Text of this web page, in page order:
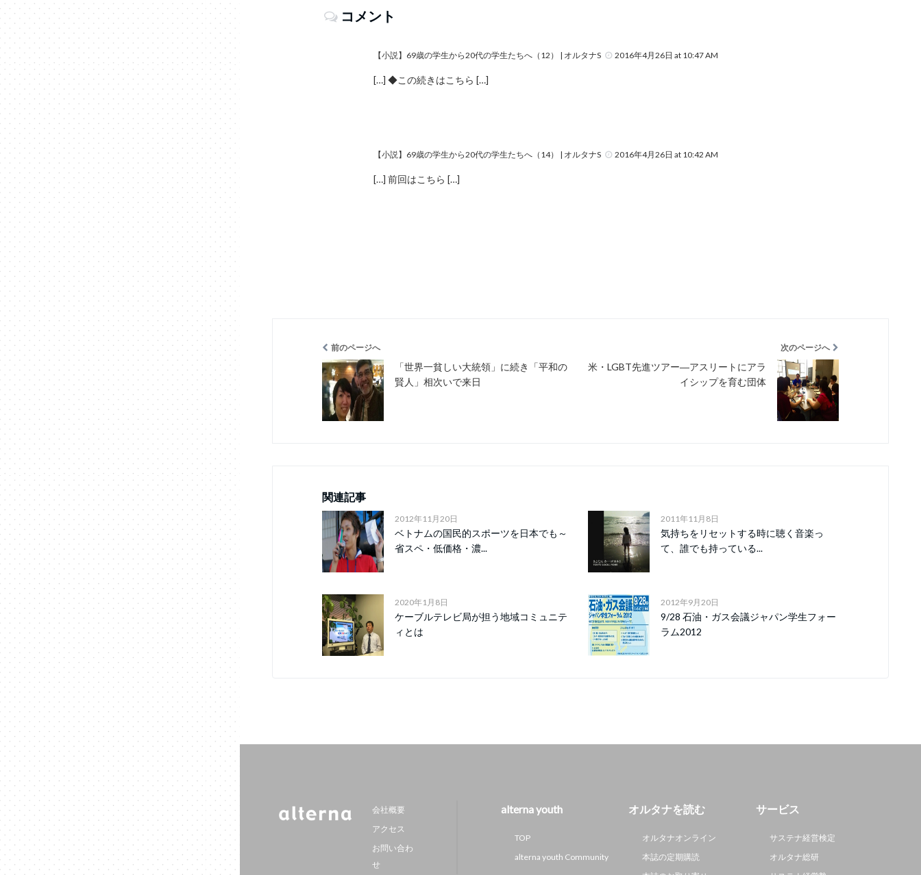
コメント
【小説】69歳の学生から20代の学生たちへ（12） | オルタナS 2016年4月26日 at 10:47 AM
[…] ◆この続きはこちら […]
【小説】69歳の学生から20代の学生たちへ（14） | オルタナS 2016年4月26日 at 10:42 AM
[…] 前回はこちら […]
前のページへ
「世界一貧しい大統領」に続き「平和の
賢人」相次いで来日
次のページへ
米・LGBT先進ツアー―アスリートにアラ
イシップを育む団体
関連記事
2012年11月20日
ベトナムの国民的スポーツを日本でも～
省スペ・低価格・濃...
2011年11月8日
気持ちをリセットする時に聴く音楽っ
て、誰でも持っている...
2020年1月8日
ケーブルテレビ局が担う地域コミュニテ
ィとは
2012年9月20日
9/28 石油・ガス会議ジャパン学生フォー
ラム2012
会社概要
アクセス
お問い合わ
せ
alterna youth
TOP
alterna youth Community
オルタナを読む
オルタナオンライン
本誌の定期購読
サービス
サステナ経営検定
オルタナ総研